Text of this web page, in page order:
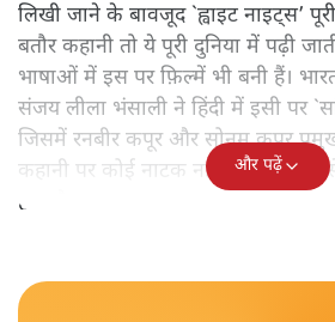
लिखी जाने के बावजूद `ह्वाइट नाइट्स’
बतौर कहानी तो ये पूरी दुनिया में पढ़ी
भाषाओं में इस पर फ़िल्में भी बनी हैं।
संजय लीला भंसाली ने हिंदी में इसी पर
जिसमें रनबीर कपूर और सोनम कपूर
कहानी पर कोई नाटक नहीं हुआ है। कम
हुआ है।
और पढ़ें